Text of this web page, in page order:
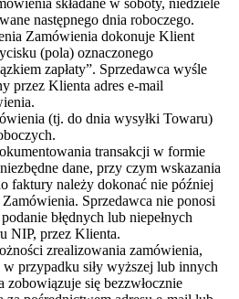
składane w soboty, niedziele
następnego dnia roboczego.
Zamówienia dokonuje Klient
(pola) oznaczonego
zapłaty”. Sprzedawca wyśle
przez Klienta adres e-mail
(tj. do dnia wysyłki Towaru)
transakcji w formie
dane, przy czym wskazania
faktury należy dokonać nie później
Zamówienia. Sprzedawca nie ponosi
błędnych lub niepełnych
NIP, przez Klienta.
zrealizowania zamówienia,
w przypadku siły wyższej lub innych
zobowiązuje się bezzwłocznie